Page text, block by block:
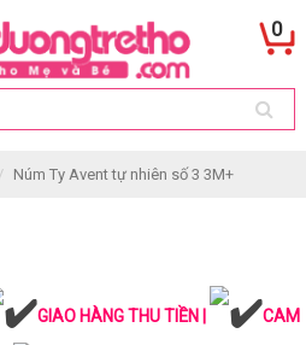
0
Núm Ty Avent tự nhiên số 3 3M+
GIAO HÀNG THU TIỀN | CAM